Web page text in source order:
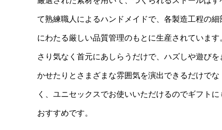
て熟練職人によるハンドメイドで、各製造工程の細
にわたる厳しい品質管理のもとに生産されています
さり気なく首元にあしらうだけで、ハズしや遊びを
かせたりとさまざまな雰囲気を演出できるだけでな
く、ユニセックスでお使いいただけるのでギフトに
おすすめです。